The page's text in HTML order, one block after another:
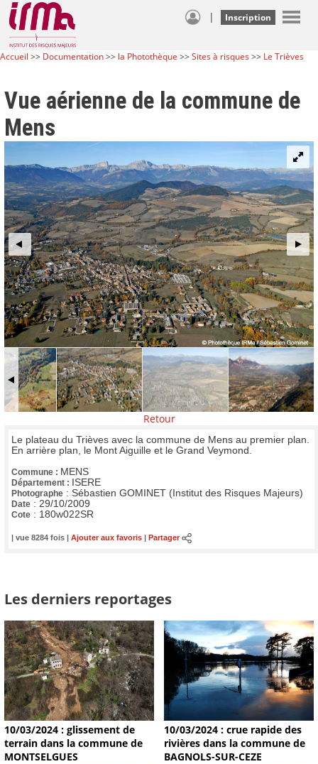
| Inscription
Accueil >> Documentation>> la Photothèque >>Sites à risques>> Le Trièves
Vue aérienne de la commune de
Mens
Retour
Le plateau du Trièves avec la commune de Mens au premier plan.
En arrière plan, le Mont Aiguille et le Grand Veymond.
Commune : MENS
Département : ISERE
Photographe : Sébastien GOMINET (Institut des Risques Majeurs)
Date : 29/10/2009
Cote : 180w022SR
| vue 8284 fois | Ajouter aux favoris Partager
Les derniers reportages
10/03/2024 : glissement de
terrain dans la commune de
MONTSELGUES
10/03/2024 : crue rapide des
rivières dans la commune de
BAGNOLS-SUR-CEZE